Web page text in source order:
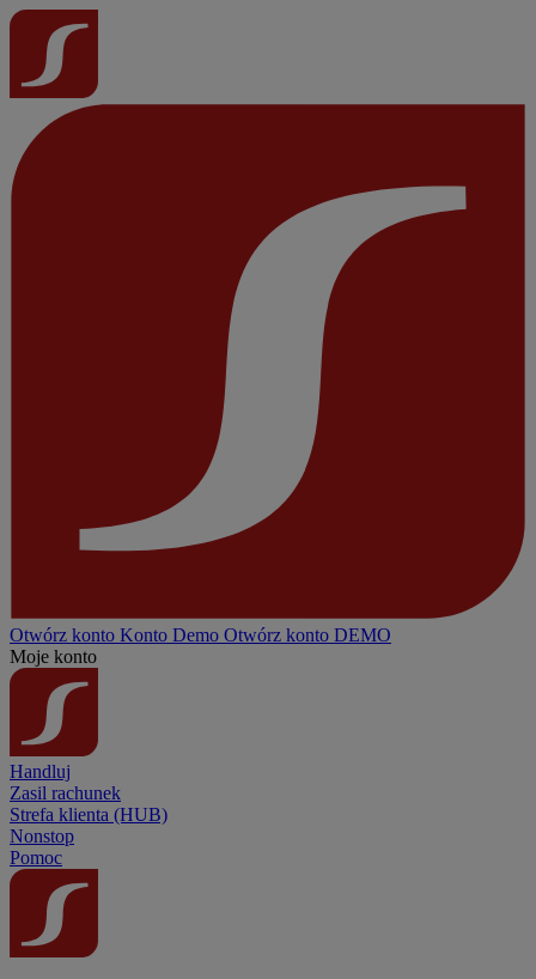
Otwórz konto Konto Demo Otwórz konto DEMO
Moje konto
Handluj
Zasil rachunek
Strefa klienta (HUB)
Nonstop
Pomoc